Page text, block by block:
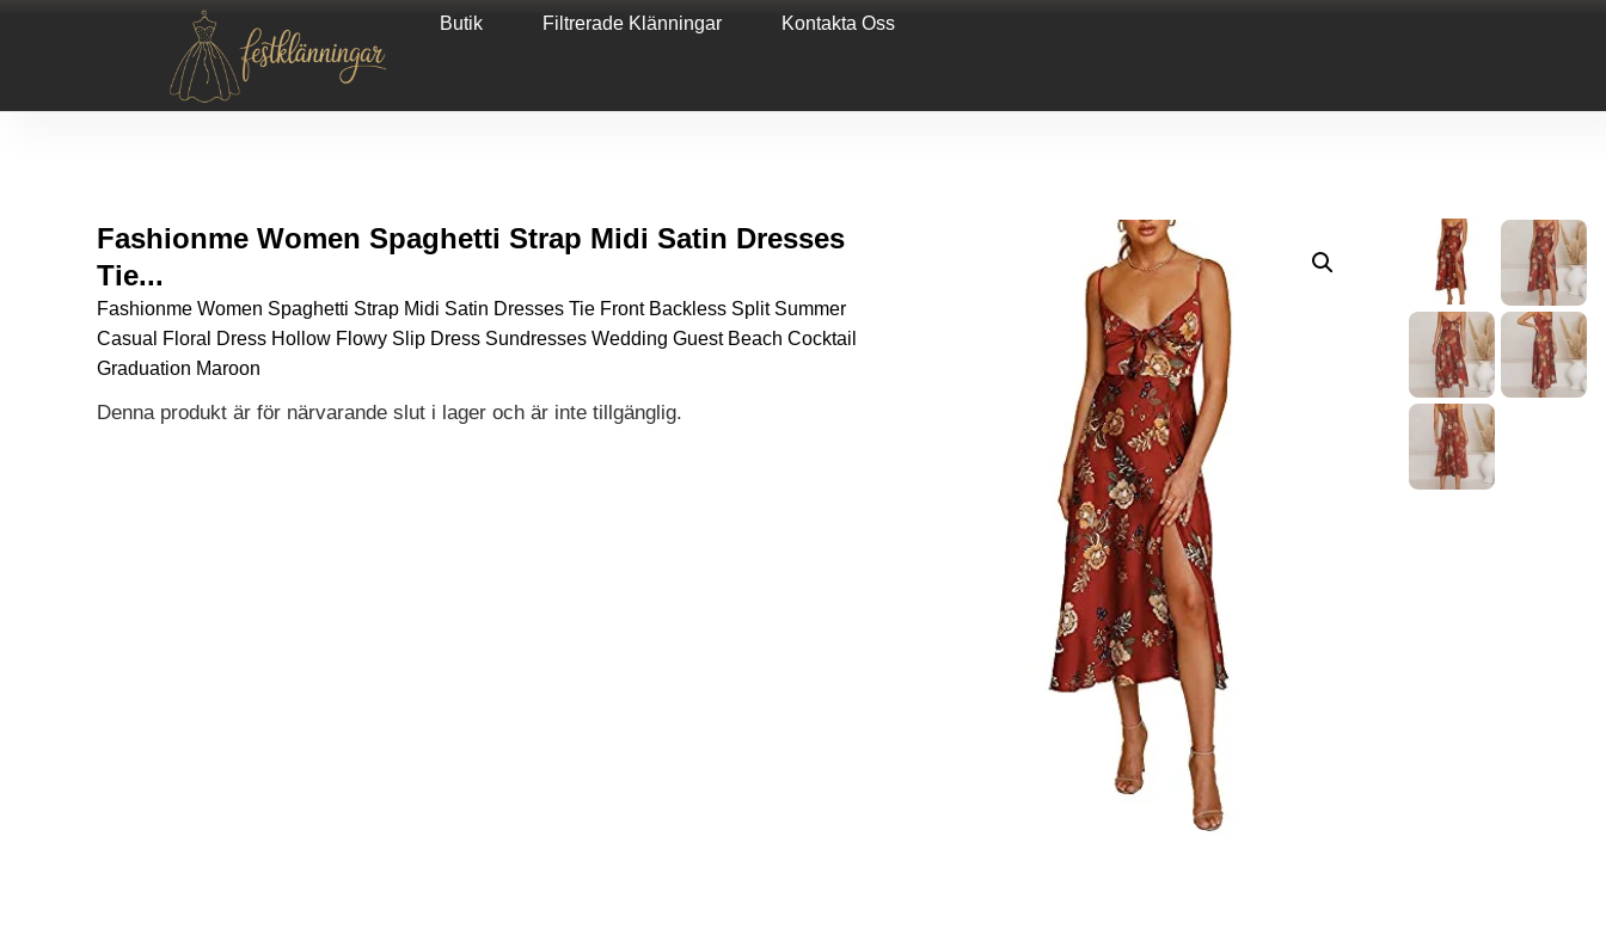
Butik Filtrerade Klänningar Kontakta Oss
Fashionme Women Spaghetti Strap Midi Satin Dresses
Tie...
Fashionme Women Spaghetti Strap Midi Satin Dresses Tie Front Backless Split Summer
Casual Floral Dress Hollow Flowy Slip Dress Sundresses Wedding Guest Beach Cocktail
Graduation Maroon
Denna produkt är för närvarande slut i lager och är inte tillgänglig.